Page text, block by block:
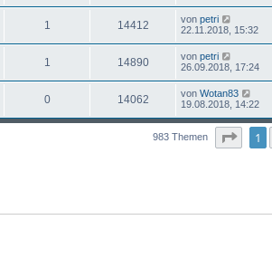
1 14412 von petri
22.11.2018, 15:32
1 14890 von petri
26.09.2018, 17:24
0 14062 von Wotan83
19.08.2018, 14:22
983 Themen Seite1